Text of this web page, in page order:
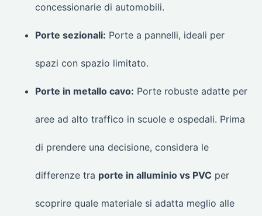
concessionarie di automobili.
Porte sezionali: Porte a pannelli, ideali per
spazi con spazio limitato.
Porte in metallo cavo: Porte robuste adatte per
aree ad alto traffico in scuole e ospedali. Prima
di prendere una decisione, considera le
differenze tra porte in alluminio vs PVC per
scoprire quale materiale si adatta meglio alle